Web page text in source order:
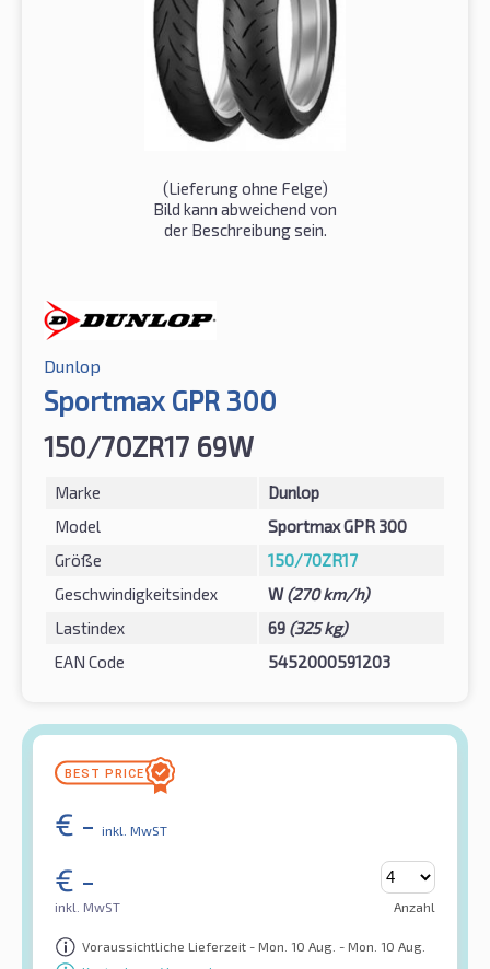
(Lieferung ohne Felge)
Bild kann abweichend von
der Beschreibung sein.
Dunlop
Sportmax GPR 300
150/70ZR17 69W
Marke
Dunlop
Model
Sportmax GPR 300
Größe
150/70ZR17
Geschwindigkeitsindex
W(270 km/h)
Lastindex
69 (325 kg)
EAN Code
5452000591203
€ - inkl. MwST
€ -
inkl. MwST Anzahl
Voraussichtliche Lieferzeit - Mon. 10 Aug. - Mon. 10 Aug.